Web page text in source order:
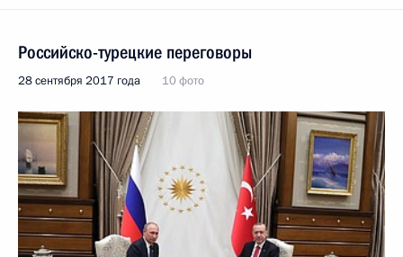
Российско-турецкие переговоры
28 сентября 2017 года 10 фото